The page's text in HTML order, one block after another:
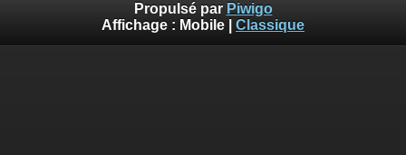
Propulsé par Piwigo
Affichage : Mobile Classique